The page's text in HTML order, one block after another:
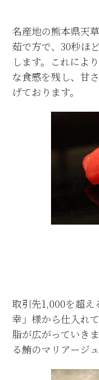
名産地の熊本県天
茹で方で、30秒ほ
します。これによ
な食感を残し、甘
げております。
取引先1,000を超え
幸」様から仕入れ
脂が広がっていき
る鮪のマリアージ